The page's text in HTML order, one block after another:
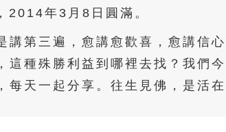
年3月8日圓滿。
第三遍，愈講愈歡喜，愈講信
這種殊勝利益到哪裡去找？我們
天一起分享。往生見佛，是活在